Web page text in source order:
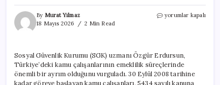
By Murat Yılmaz
18 Mayıs 2026
2 Min Read
Emeklilikte
Özgür
Erdursun’dan
Önemli
Uyarılar
yorumlar kapalı
Sosyal Güvenlik Kurumu (SGK) uzmanı Özgür Erdursun,
Türkiye’deki kamu çalışanlarının emeklilik süreçlerinde
önemli bir ayrım olduğunu vurguladı. 30 Eylül 2008 tarihine
kadar göreve başlayan kamu çalışanları, 5434 sayılı kanuna